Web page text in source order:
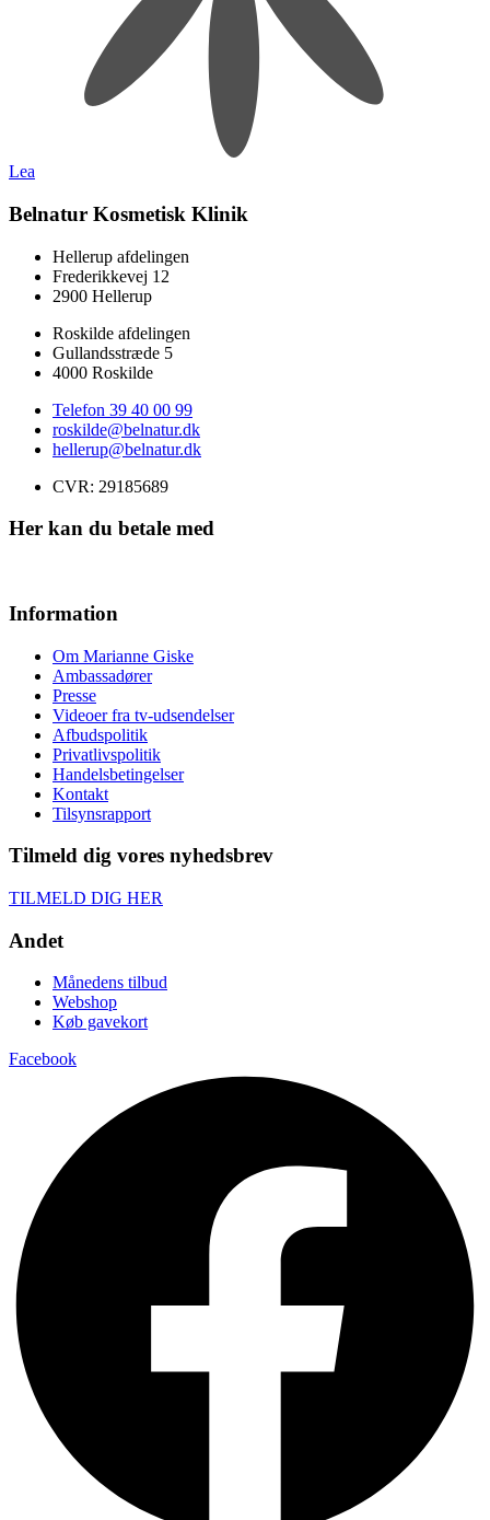
Lea
Belnatur Kosmetisk Klinik
Hellerup afdelingen
Frederikkevej 12
2900 Hellerup
Roskilde afdelingen
Gullandsstræde 5
4000 Roskilde
Telefon 39 40 00 99
roskilde@belnatur.dk
hellerup@belnatur.dk
CVR: ​29185689
Her kan du betale med
Information
Om Marianne Giske
Ambassadører
Presse
Videoer fra tv-udsendelser
Afbudspolitik
Privatlivspolitik
Handelsbetingelser
Kontakt
Tilsynsrapport
Tilmeld dig vores nyhedsbrev
TILMELD DIG HER
Andet
Månedens tilbud
Webshop
Køb gavekort
Facebook